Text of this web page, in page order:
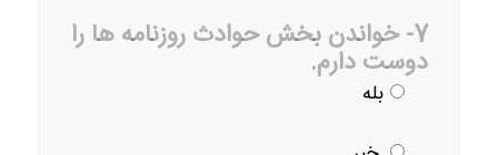
7- خواندن بخش حوادث روزنامه ها را
دوست دارم.
بله